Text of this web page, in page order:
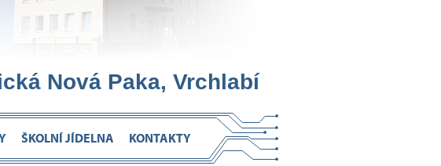
Nová Paka, Vrchlabí
ŠKOLNÍ JÍDELNA KONTAKTY